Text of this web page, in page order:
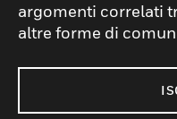
argomenti correlati
altre forme di